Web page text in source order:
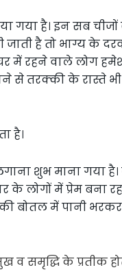
गया है। इन सब
जाती है तो भाग्य के
में रहने वाले लोग
से तरक्की के रास्ते
है।
शुभ माना गया है।
के लोगों में प्रेम बना
बोतल में पानी
समृद्धि के प्रतीक